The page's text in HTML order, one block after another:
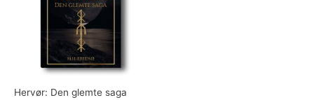
Hervør: Den glemte saga